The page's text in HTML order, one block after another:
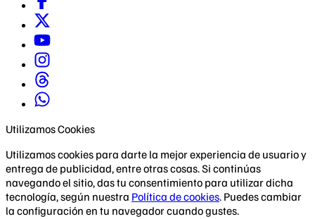
Utilizamos Cookies
Utilizamos cookies para darte la mejor experiencia de usuario y
entrega de publicidad, entre otras cosas. Si continúas
navegando el sitio, das tu consentimiento para utilizar dicha
tecnología, según nuestra Política de cookies. Puedes cambiar
la configuración en tu navegador cuando gustes.